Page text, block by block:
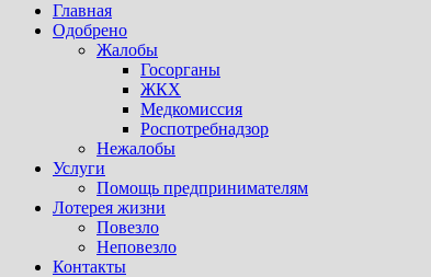
Главная
Одобрено
Жалобы
Госорганы
ЖКХ
Медкомиссия
Роспотребнадзор
Нежалобы
Услуги
Помощь предпринимателям
Лотерея жизни
Повезло
Неповезло
Контакты